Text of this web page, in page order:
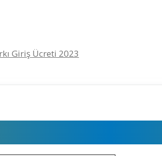
Giriş Ücreti 2023